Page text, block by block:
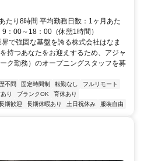
たり8時間 平均勤務日数：1ヶ月あた
：00～18：00（休憩1時間）
で強固な基盤を誇る株式会社はなま
持つあなたをお迎えするため、アジャ
ク勤務）のオープニングスタッフを募
不問 固定時間制 転勤なし
フルリモート
り ブランクOK
育休あり
期歓迎 長期休暇あり 土日祝休み 服装自由